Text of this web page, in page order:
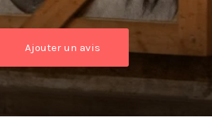
Ajouter un avis